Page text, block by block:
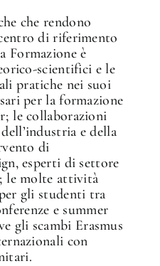
che rendono
di riferimento
Formazione è
scientifici e le
pratiche nei suoi
per la formazione
le collaborazioni
e della
di
esperti di settore
le molte attività
gli studenti tra
e summer
gli scambi Erasmus
con